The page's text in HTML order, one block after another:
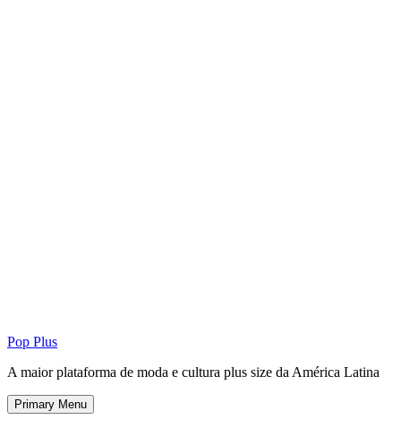
Pop Plus
A maior plataforma de moda e cultura plus size da América Latina
Primary Menu